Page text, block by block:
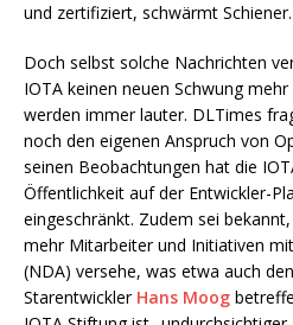
und zertifiziert, schwärmt Schiener.
Doch selbst solche Nachrichten
IOTA keinen neuen Schwung
werden immer lauter. DLTimes
noch den eigenen Anspruch von
seinen Beobachtungen hat die
Öffentlichkeit auf der Entwickler-
eingeschränkt. Zudem sei
mehr Mitarbeiter und Initiativen
(NDA) versehe, was etwa auch
Starentwickler Hans Moog